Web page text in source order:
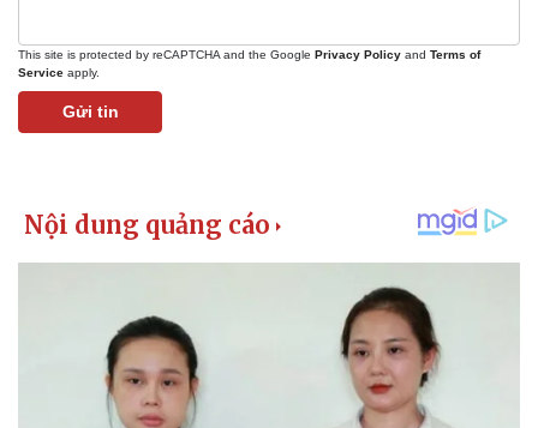
This site is protected by reCAPTCHA and the Google Privacy Policy and Terms of
Service apply.
Gửi tin